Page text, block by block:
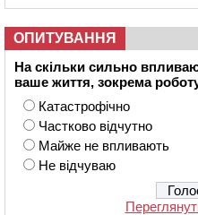
ОПИТУВАННЯ
На скільки сильно
ваше життя, зокрема
Катастрофічно
Частково відчутно
Майже не впливають
Не відчуваю